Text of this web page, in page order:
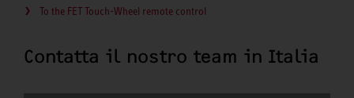
To the FET Touch-Wheel remote control
Contatta il nostro team in Italia